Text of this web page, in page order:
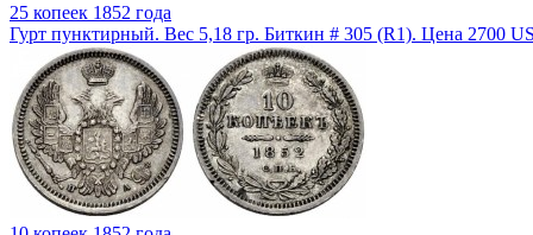
25 копеек 1852 года
Гурт пунктирный. Вес 5,18 гр. Биткин # 305 (R1). Цена 2700